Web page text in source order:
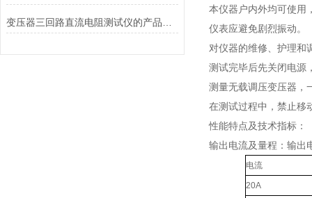
本仪器户内外均可使用
仪表应避免剧烈振动。
对仪器的维修、护理和
测试完毕后先关闭电源
测量无载调压变压器，
在测试过程中，禁止移
性能特点及技术指标：
输出电流及量程：输出
电流
20A